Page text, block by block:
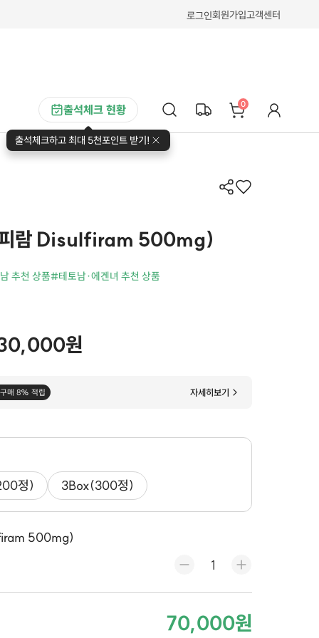
로그인회원가입고객센터
출석체크 현황
출석체크하고 최대 5천포인트 받기!
0
람 Disulfiram 500mg)
추천 상품#테토남·에겐녀 추천 상품
원
매 8% 적립 자세히보기
정) 3Box(300정)
500mg)
70,000원